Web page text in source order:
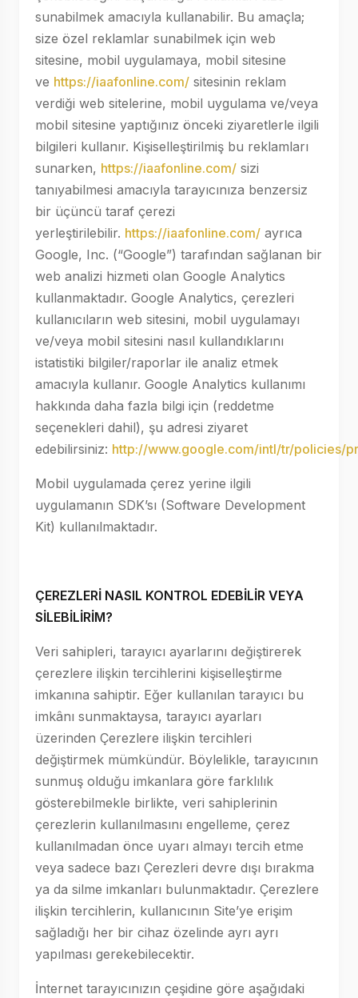
sunabilmek amacıyla kullanabilir. Bu amaçla;
size özel reklamlar sunabilmek için web
sitesine, mobil uygulamaya, mobil sitesine
ve https://iaafonline.com/ sitesinin reklam
verdiği web sitelerine, mobil uygulama ve/veya
mobil sitesine yaptığınız önceki ziyaretlerle ilgili
bilgileri kullanır. Kişiselleştirilmiş bu reklamları
sunarken, https://iaafonline.com/ sizi
tanıyabilmesi amacıyla tarayıcınıza benzersiz
bir üçüncü taraf çerezi
yerleştirilebilir. https://iaafonline.com/ ayrıca
Google, Inc. (“Google”) tarafından sağlanan bir
web analizi hizmeti olan Google Analytics
kullanmaktadır. Google Analytics, çerezleri
kullanıcıların web sitesini, mobil uygulamayı
ve/veya mobil sitesini nasıl kullandıklarını
istatistiki bilgiler/raporlar ile analiz etmek
amacıyla kullanır. Google Analytics kullanımı
hakkında daha fazla bilgi için (reddetme
seçenekleri dahil), şu adresi ziyaret
edebilirsiniz: http://www.google.com/intl/tr/policies/
Mobil uygulamada çerez yerine ilgili
uygulamanın SDK’sı (Software Development
Kit) kullanılmaktadır.
ÇEREZLERİ NASIL KONTROL EDEBİLİR VEYA
SİLEBİLİRİM?
Veri sahipleri, tarayıcı ayarlarını değiştirerek
çerezlere ilişkin tercihlerini kişiselleştirme
imkanına sahiptir. Eğer kullanılan tarayıcı bu
imkânı sunmaktaysa, tarayıcı ayarları
üzerinden Çerezlere ilişkin tercihleri
değiştirmek mümkündür. Böylelikle, tarayıcının
sunmuş olduğu imkanlara göre farklılık
gösterebilmekle birlikte, veri sahiplerinin
çerezlerin kullanılmasını engelleme, çerez
kullanılmadan önce uyarı almayı tercih etme
veya sadece bazı Çerezleri devre dışı bırakma
ya da silme imkanları bulunmaktadır. Çerezlere
ilişkin tercihlerin, kullanıcının Site’ye erişim
sağladığı her bir cihaz özelinde ayrı ayrı
yapılması gerekebilecektir.
İnternet tarayıcınızın çeşidine göre aşağıdaki